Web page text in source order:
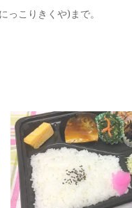
こりきくや)まで。